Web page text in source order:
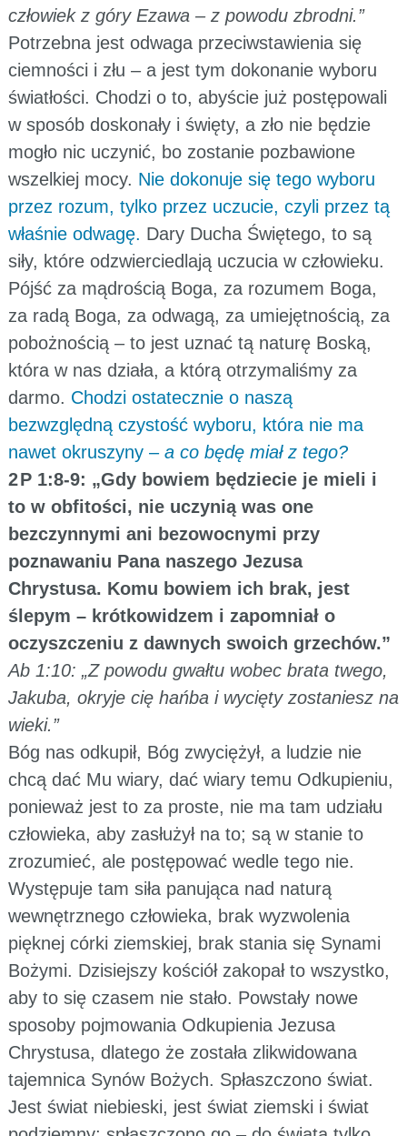
człowiek z góry Ezawa – z powodu zbrodni.”
Potrzebna jest odwaga przeciwstawienia się
ciemności i złu – a jest tym dokonanie wyboru
światłości. Chodzi o to, abyście już postępowali
w sposób doskonały i święty, a zło nie będzie
mogło nic uczynić, bo zostanie pozbawione
wszelkiej mocy. Nie dokonuje się tego wyboru
przez rozum, tylko przez uczucie, czyli przez tą
właśnie odwagę. Dary Ducha Świętego, to są
siły, które odzwierciedlają uczucia w człowieku.
Pójść za mądrością Boga, za rozumem Boga,
za radą Boga, za odwagą, za umiejętnością, za
pobożnością – to jest uznać tą naturę Boską,
która w nas działa, a którą otrzymaliśmy za
darmo. Chodzi ostatecznie o naszą
bezwzględną czystość wyboru, która nie ma
nawet okruszyny – a co będę miał z tego?
2 P 1:8-9: „Gdy bowiem będziecie je mieli i
to w obfitości, nie uczynią was one
bezczynnymi ani bezowocnymi przy
poznawaniu Pana naszego Jezusa
Chrystusa. Komu bowiem ich brak, jest
ślepym – krótkowidzem i zapomniał o
oczyszczeniu z dawnych swoich grzechów.”
Ab 1:10: „Z powodu gwałtu wobec brata twego,
Jakuba, okryje cię hańba i wycięty zostaniesz na
wieki.”
Bóg nas odkupił, Bóg zwyciężył, a ludzie nie
chcą dać Mu wiary, dać wiary temu Odkupieniu,
ponieważ jest to za proste, nie ma tam udziału
człowieka, aby zasłużył na to; są w stanie to
zrozumieć, ale postępować wedle tego nie.
Występuje tam siła panująca nad naturą
wewnętrznego człowieka, brak wyzwolenia
pięknej córki ziemskiej, brak stania się Synami
Bożymi. Dzisiejszy kościół zakopał to wszystko,
aby to się czasem nie stało. Powstały nowe
sposoby pojmowania Odkupienia Jezusa
Chrystusa, dlatego że została zlikwidowana
tajemnica Synów Bożych. Spłaszczono świat.
Jest świat niebieski, jest świat ziemski i świat